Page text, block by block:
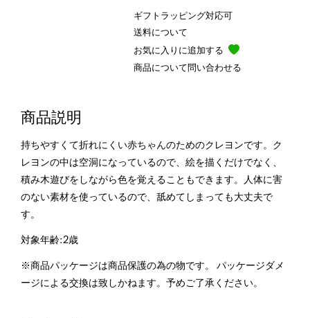
ギフトラッピング対応可
送料について
お気に入りに追加する
商品について問い合わせる
商品説明
持ちやすくて折れにくい赤ちゃんのためのクレヨンです。ク
レヨンの中は空洞になっているので、絵を描くだけでなく、
積み木遊びをしながら色を覚えることもできます。人体に害
のない素材を使っているので、舐めてしまっても大丈夫で
す。
対象年齢:2歳
※商品パッケージは商品保護の為の物です。 パッケージダメ
ージによる交換は致しかねます。予めご了承ください。